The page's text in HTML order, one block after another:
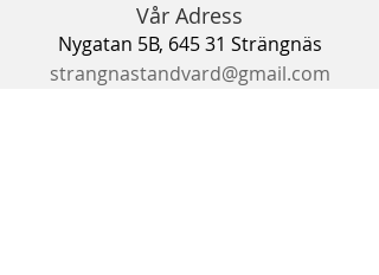
Vår Adress
Nygatan 5B, 645 31 Strängnäs
strangnastandvard@gmail.com